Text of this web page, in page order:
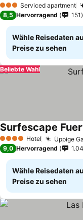
3 SterneServiced apartment
8,5 Hervorragend 151
Wähle Reisedaten
Preise zu sehen
Beliebte Wahl
4 Sterne Hotel Üppige
Surfescape
9,0 Hervorragend
Wähle Reisedaten
Preise zu sehen